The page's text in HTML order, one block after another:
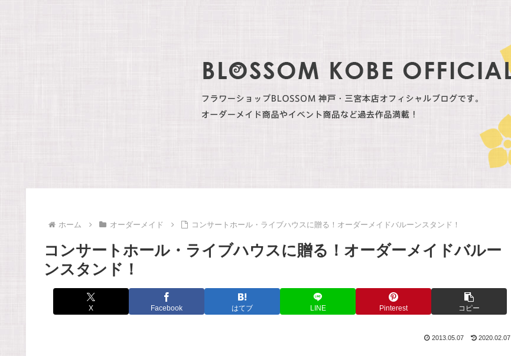
ホーム オーダーメイド コンサートホール・ライブハウスに贈る！オーダーメイドバルーンスタンド！
コンサートホール・ライブハウスに贈る！オーダーメイドバルー
ンスタンド！
X Facebook はてブ LINE Pinterest コピー
2013.05.07 2020.02.07